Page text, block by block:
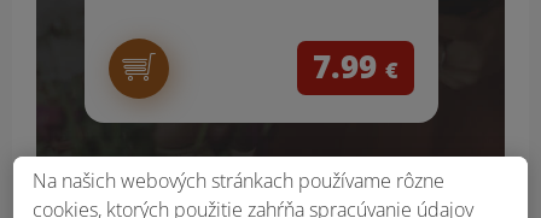
7.99 €
Na našich webových stránkach používame rôzne
cookies, ktorých použitie zahŕňa spracúvanie údajov